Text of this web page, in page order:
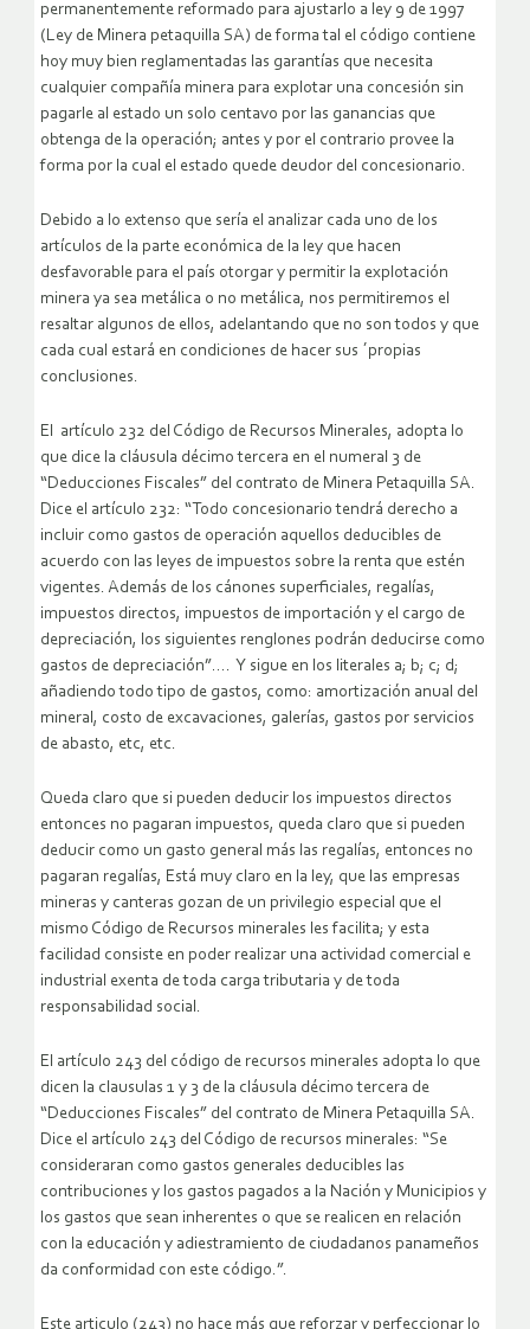
permanentemente reformado para ajustarlo a ley 9 de 1997
(Ley de Minera petaquilla SA) de forma tal el código contiene
hoy muy bien reglamentadas las garantías que necesita
cualquier compañía minera para explotar una concesión sin
pagarle al estado un solo centavo por las ganancias que
obtenga de la operación; antes y por el contrario provee la
forma por la cual el estado quede deudor del concesionario.
Debido a lo extenso que sería el analizar cada uno de los
artículos de la parte económica de la ley que hacen
desfavorable para el país otorgar y permitir la explotación
minera ya sea metálica o no metálica, nos permitiremos el
resaltar algunos de ellos, adelantando que no son todos y que
cada cual estará en condiciones de hacer sus ´propias
conclusiones.
El artículo 232 del Código de Recursos Minerales, adopta lo
que dice la cláusula décimo tercera en el numeral 3 de
“Deducciones Fiscales” del contrato de Minera Petaquilla SA.
Dice el artículo 232: “Todo concesionario tendrá derecho a
incluir como gastos de operación aquellos deducibles de
acuerdo con las leyes de impuestos sobre la renta que estén
vigentes. Además de los cánones superficiales, regalías,
impuestos directos, impuestos de importación y el cargo de
depreciación, los siguientes renglones podrán deducirse como
gastos de depreciación”…. Y sigue en los literales a; b; c; d;
añadiendo todo tipo de gastos, como: amortización anual del
mineral, costo de excavaciones, galerías, gastos por servicios
de abasto, etc, etc.
Queda claro que si pueden deducir los impuestos directos
entonces no pagaran impuestos, queda claro que si pueden
deducir como un gasto general más las regalías, entonces no
pagaran regalías, Está muy claro en la ley, que las empresas
mineras y canteras gozan de un privilegio especial que el
mismo Código de Recursos minerales les facilita; y esta
facilidad consiste en poder realizar una actividad comercial e
industrial exenta de toda carga tributaria y de toda
responsabilidad social.
El artículo 243 del código de recursos minerales adopta lo que
dicen la clausulas 1 y 3 de la cláusula décimo tercera de
“Deducciones Fiscales” del contrato de Minera Petaquilla SA.
Dice el artículo 243 del Código de recursos minerales: “Se
consideraran como gastos generales deducibles las
contribuciones y los gastos pagados a la Nación y Municipios y
los gastos que sean inherentes o que se realicen en relación
con la educación y adiestramiento de ciudadanos panameños
da conformidad con este código.”.
Este articulo (243) no hace más que reforzar y perfeccionar lo